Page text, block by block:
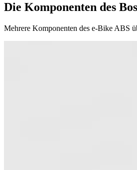
Die Komponenten des
Mehrere Komponenten des e-Bike ABS